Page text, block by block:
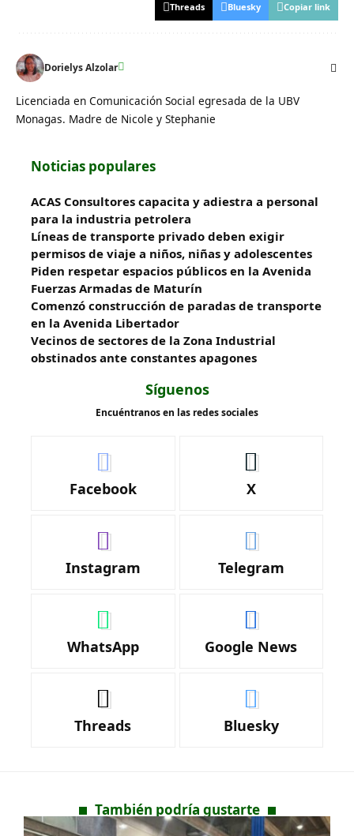
Threads Bluesky Copiar link
Dorielys Alzolar
Licenciada en Comunicación Social egresada de la UBV
Monagas. Madre de Nicole y Stephanie
Noticias populares
ACAS Consultores capacita y adiestra a personal
para la industria petrolera
Líneas de transporte privado deben exigir
permisos de viaje a niños, niñas y adolescentes
Piden respetar espacios públicos en la Avenida
Fuerzas Armadas de Maturín
​Comenzó construcción de paradas de transporte
en la Avenida Libertador
Vecinos de sectores de la Zona Industrial
obstinados ante constantes apagones
Síguenos
Encuéntranos en las redes sociales
Facebook X
Instagram Telegram
WhatsApp Google News
Threads Bluesky
También podría gustarte